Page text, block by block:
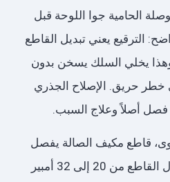
الحامية جوا اللوحة قبل
الترقيع يعني تبديل القاطع
يخلي السلك يسخن بدون
خطر حريق. الإصلاح الجذري
أصلاً وعلاج السبب.
قاطع مكيف الصالة يفصل
يومياً. المقاول السابق بدل القاطع من 20 إلى 32 أمبير